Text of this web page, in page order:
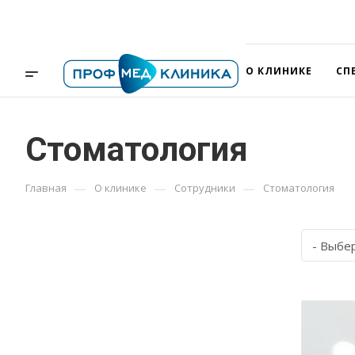
О КЛИНИКЕ
Стоматология
Главная — О клинике — Сотрудники — Стоматология
-